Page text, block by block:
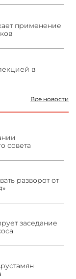
Все новости
совета
разворот от
заседание
применение
в
главы